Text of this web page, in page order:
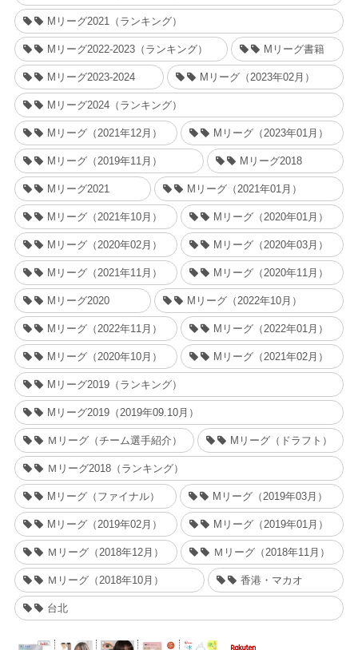
Mリーグ2021（ランキング）
Mリーグ2022-2023（ランキング） Mリーグ書籍
Mリーグ2023-2024 Mリーグ（2023年02月）
Mリーグ2024（ランキング）
Mリーグ（2021年12月） Mリーグ（2023年01月）
Mリーグ（2019年11月） Mリーグ2018
Mリーグ2021 Mリーグ（2021年01月）
Mリーグ（2021年10月） Mリーグ（2020年01月）
Mリーグ（2020年02月） Mリーグ（2020年03月）
Mリーグ（2021年11月） Mリーグ（2020年11月）
Mリーグ2020 Mリーグ（2022年10月）
Mリーグ（2022年11月） Mリーグ（2022年01月）
Mリーグ（2020年10月） Mリーグ（2021年02月）
Mリーグ2019（ランキング）
Mリーグ2019（2019年09.10月）
Ｍリーグ（チーム選手紹介） Mリーグ（ドラフト）
Ｍリーグ2018（ランキング）
Mリーグ（ファイナル） Mリーグ（2019年03月）
Mリーグ（2019年02月） Mリーグ（2019年01月）
Ｍリーグ（2018年12月） Ｍリーグ（2018年11月）
Ｍリーグ（2018年10月） 香港・マカオ
台北